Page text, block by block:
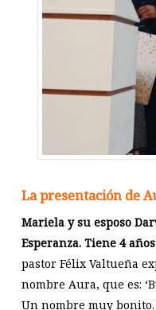
La presentación de
Mariela y su esposo
Esperanza. Tiene 4 años
pastor Félix Valtueña
nombre Aura, que es:
Un nombre muy bonito.